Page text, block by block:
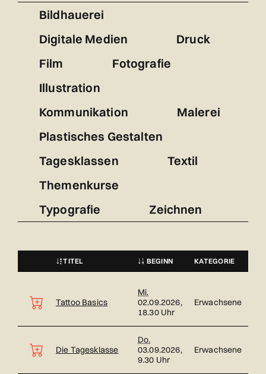
Bildhauerei
Digitale Medien
Druck
Film
Fotografie
Illustration
Kommunikation
Malerei
Plastisches Gestalten
Tagesklassen
Textil
Themenkurse
Typografie
Zeichnen
TITEL BEGINN KATEGORIE
Tattoo Basics
Mi.
02.09.2026,
18.30 Uhr
Erwachsene
Die Tagesklasse
Do.
03.09.2026,
9.30 Uhr
Erwachsene